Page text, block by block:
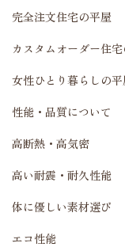
完全注文住宅の平屋
カスタムオーダー住
女性ひとり暮らしの平
性能・品質について
高断熱・高気密
高い耐震・耐久性能
体に優しい素材選び
エコ性能